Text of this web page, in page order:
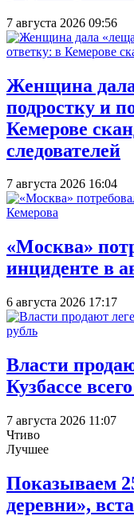
7 августа 2026 09:56
Женщина
подростку и
Кемерове
следователей
7 августа 2026 16:04
«Москва»
инциденте в
6 августа 2026 17:17
Власти
Кузбассе
7 августа 2026 11:07
Чтиво
Лучшее
Показываем
деревни»,